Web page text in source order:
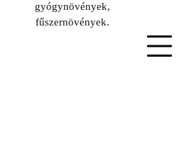
gyógynövények,
fűszernövények.